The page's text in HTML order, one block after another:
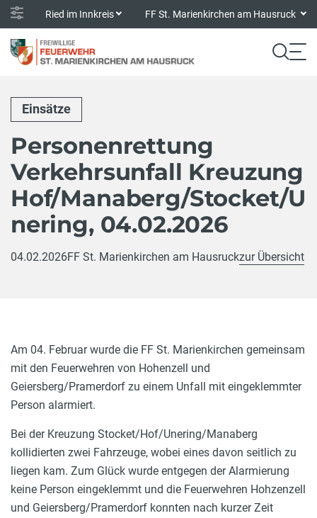
Ried im Innkreis FF St. Marienkirchen am Hausruck
Einsätze
Personenrettung
Verkehrsunfall Kreuzung
Hof/Manaberg/Stocket/U
nering, 04.02.2026
04.02.2026FF St. Marienkirchen am Hausruckzur Übersicht
Am 04. Februar wurde die FF St. Marienkirchen gemeinsam
mit den Feuerwehren von Hohenzell und
Geiersberg/Pramerdorf zu einem Unfall mit eingeklemmter
Person alarmiert.
Bei der Kreuzung Stocket/Hof/Unering/Manaberg
kollidierten zwei Fahrzeuge, wobei eines davon seitlich zu
liegen kam. Zum Glück wurde entgegen der Alarmierung
keine Person eingeklemmt und die Feuerwehren Hohzenzell
und Geiersberg/Pramerdorf konnten nach kurzer Zeit